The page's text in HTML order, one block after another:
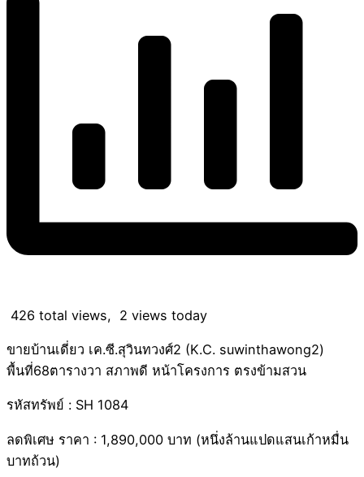
426 total views, 2 views today
ขายบ้านเดี่ยว เค.ซี.สุวินทวงศ์2 (K.C. suwinthawong2)
พื้นที่68ตารางวา สภาพดี หน้าโครงการ ตรงข้ามสวน
รหัสทรัพย์ : SH 1084
ลดพิเศษ ราคา : 1,890,000 บาท (หนึ่งล้านแปดแสนเก้าหมื่น
บาทถ้วน)